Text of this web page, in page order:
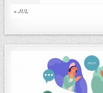
« JUL